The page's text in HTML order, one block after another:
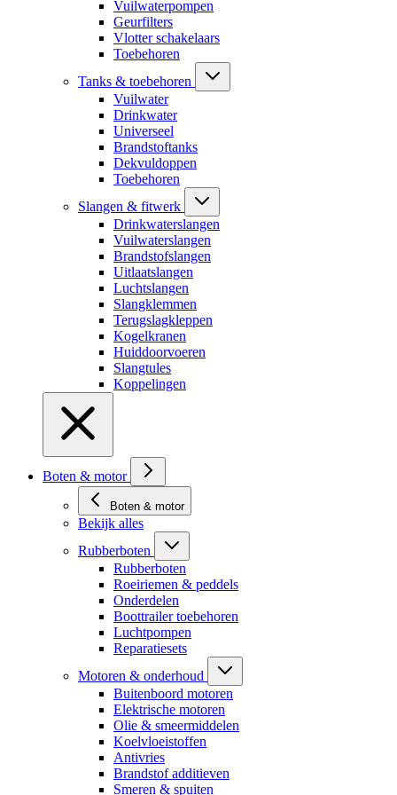
Vuilwaterpompen
Geurfilters
Vlotter schakelaars
Toebehoren
Tanks & toebehoren
Vuilwater
Drinkwater
Universeel
Brandstoftanks
Dekvuldoppen
Toebehoren
Slangen & fitwerk
Drinkwaterslangen
Vuilwaterslangen
Brandstofslangen
Uitlaatslangen
Luchtslangen
Slangklemmen
Terugslagkleppen
Kogelkranen
Huiddoorvoeren
Slangtules
Koppelingen
Boten & motor
Boten & motor
Bekijk alles
Rubberboten
Rubberboten
Roeiriemen & peddels
Onderdelen
Boottrailer toebehoren
Luchtpompen
Reparatiesets
Motoren & onderhoud
Buitenboord motoren
Elektrische motoren
Olie & smeermiddelen
Koelvloeistoffen
Antivries
Brandstof additieven
Smeren & spuiten